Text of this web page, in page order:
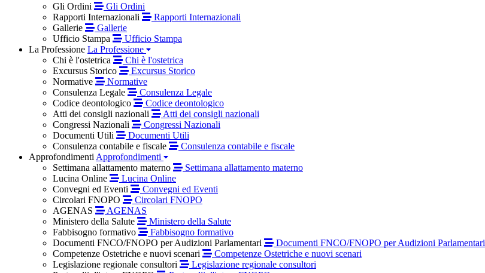
Gli Ordini
Gli Ordini
Rapporti Internazionali
Rapporti Internazionali
Gallerie
Gallerie
Ufficio Stampa
Ufficio Stampa
La Professione La Professione
Chi è l'ostetrica
Chi è l'ostetrica
Excursus Storico
Excursus Storico
Normative
Normative
Consulenza Legale
Consulenza Legale
Codice deontologico
Codice deontologico
Atti dei consigli nazionali
Atti dei consigli nazionali
Congressi Nazionali
Congressi Nazionali
Documenti Utili
Documenti Utili
Consulenza contabile e fiscale
Consulenza contabile e fiscale
Approfondimenti Approfondimenti
Settimana allattamento materno
Settimana allattamento materno
Lucina Online
Lucina Online
Convegni ed Eventi
Convegni ed Eventi
Circolari FNOPO
Circolari FNOPO
AGENAS
AGENAS
Ministero della Salute
Ministero della Salute
Fabbisogno formativo
Fabbisogno formativo
Documenti FNCO/FNOPO per Audizioni Parlamentari
Documenti FNCO/FNOPO per Audizioni Parlamentari
Competenze Ostetriche e nuovi scenari
Competenze Ostetriche e nuovi scenari
Legislazione regionale consultori
Legislazione regionale consultori